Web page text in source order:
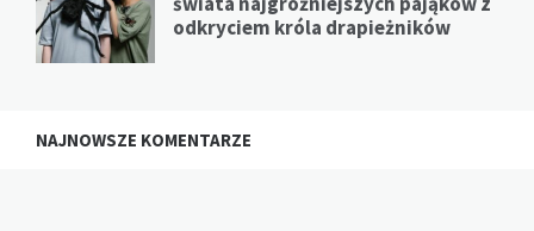
odkryciem króla drapieżników
NAJNOWSZE KOMENTARZE